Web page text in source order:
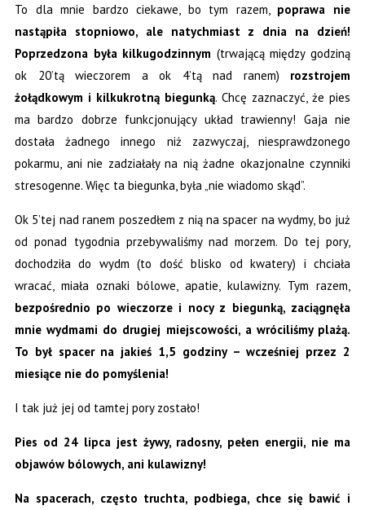
To dla mnie bardzo ciekawe, bo tym razem, poprawa nie
nastąpiła stopniowo, ale natychmiast z dnia na dzień!
Poprzedzona była kilkugodzinnym (trwającą między godziną
ok 20’tą wieczorem a ok 4’tą nad ranem) rozstrojem
żołądkowym i kilkukrotną biegunką. Chcę zaznaczyć, że pies
ma bardzo dobrze funkcjonujący układ trawienny! Gaja nie
dostała żadnego innego niż zazwyczaj, niesprawdzonego
pokarmu, ani nie zadziałały na nią żadne okazjonalne czynniki
stresogenne. Więc ta biegunka, była „nie wiadomo skąd”.
Ok 5’tej nad ranem poszedłem z nią na spacer na wydmy, bo już
od ponad tygodnia przebywaliśmy nad morzem. Do tej pory,
dochodziła do wydm (to dość blisko od kwatery) i chciała
wracać, miała oznaki bólowe, apatie, kulawizny. Tym razem,
bezpośrednio po wieczorze i nocy z biegunką, zaciągnęła
mnie wydmami do drugiej miejscowości, a wróciliśmy plażą.
To był spacer na jakieś 1,5 godziny – wcześniej przez 2
miesiące nie do pomyślenia!
I tak już jej od tamtej pory zostało!
Pies od 24 lipca jest żywy, radosny, pełen energii, nie ma
objawów bólowych, ani kulawizny!
Na spacerach, często truchta, podbiega, chce się bawić i